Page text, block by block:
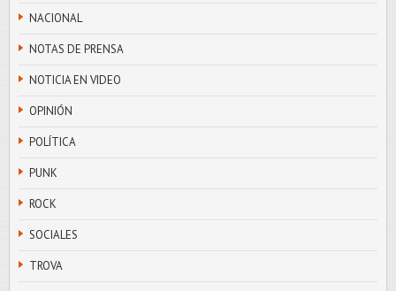
NACIONAL
NOTAS DE PRENSA
NOTICIA EN VIDEO
OPINIÓN
POLÍTICA
PUNK
ROCK
SOCIALES
TROVA